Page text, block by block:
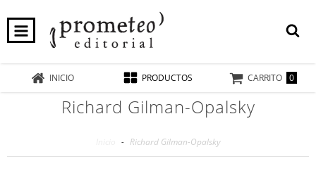
INICIO PRODUCTOS CARRITO 0
Richard Gilman-Opalsky
- Richard Gilman-Opalsky